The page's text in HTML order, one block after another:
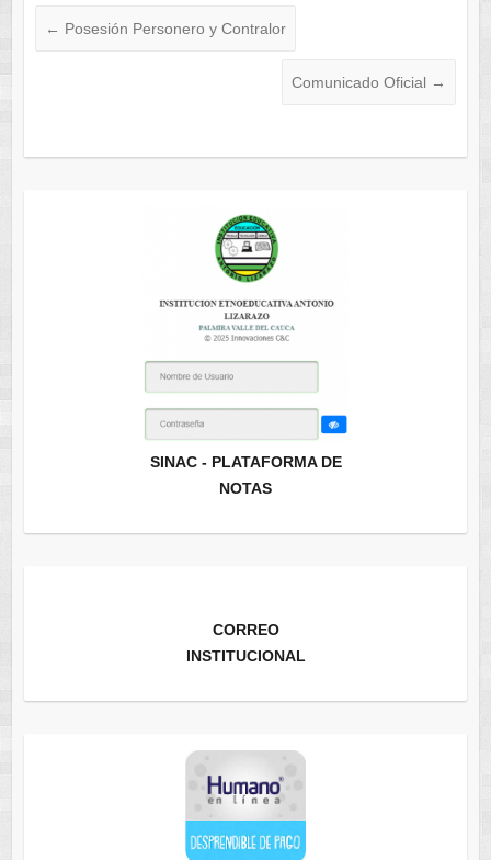
← Posesión Personero y Contralor
Comunicado Oficial →
SINAC - PLATAFORMA DE
NOTAS
CORREO
INSTITUCIONAL